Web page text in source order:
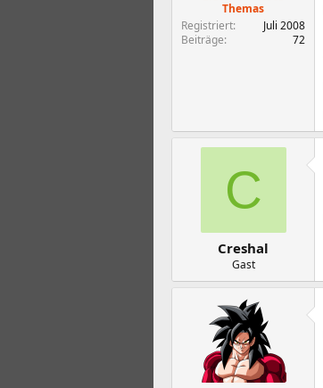
Themas
Registriert
Juli 2008
Beiträge
72
C
Creshal
Gast